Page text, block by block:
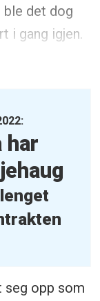
ble det dog
i gang igjen.
har
seg opp som